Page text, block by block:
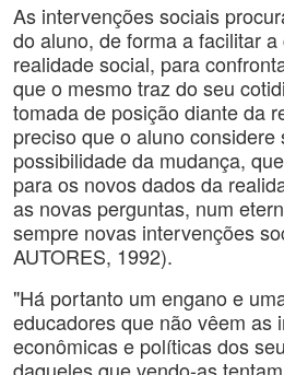
As intervenções sociais
do aluno, de forma a facilitar
realidade social, para
que o mesmo traz do seu
tomada de posição diante da
preciso que o aluno considere
possibilidade da mudança,
para os novos dados da
as novas perguntas, num
sempre novas intervenções
AUTORES, 1992).
"Há portanto um engano e
educadores que não vêem as
econômicas e políticas dos